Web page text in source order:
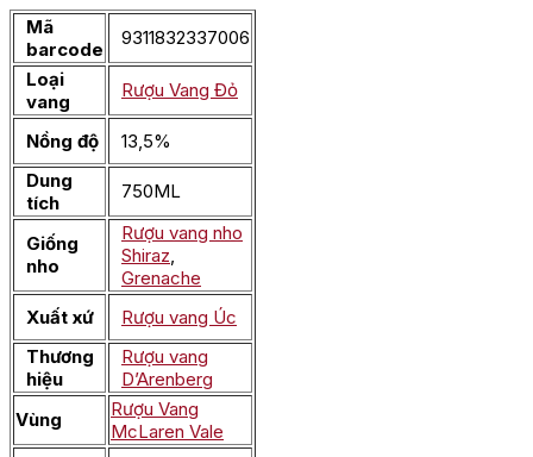
Mã
barcode
9311832337006
Loại
vang
Rượu Vang Đỏ
Nồng độ
13,5%
Dung
tích
750ML
Giống
nho
Rượu vang nho
Shiraz
Grenache
Xuất xứ
Rượu vang Úc
Thương
hiệu
Rượu vang
D’Arenberg
Vùng
Rượu Vang
McLaren Vale